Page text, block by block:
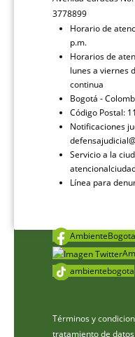
3778899
Horario de
p.m.
Horarios de
lunes a viernes
continua
Bogotá -
Código Postal:
Notificaciones
Servicio a la
Línea para
AmbienteBogota
ambientebogota
Términos y
tratamiento de